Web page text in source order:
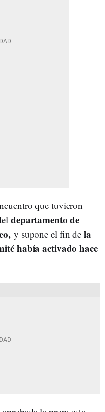
que tuvieron
departamento de
y supone el fin de la
había activado hace